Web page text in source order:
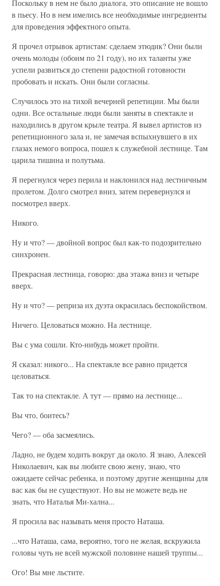
Поскольку в нем не было диалога, это описание не вошло
в пьесу. Но в нем имелись все необходимые ингредиенты
для проведения эффектного опыта.
Я прочел отрывок артистам: сделаем этюдик? Они были
очень молоды (обоим по 21 году), но их таланты уже
успели развиться до степени радостной готовности
пробовать и искать. Они были согласны.
Случилось это на тихой вечерней репетиции. Мы были
одни. Все остальные люди были заняты в спектакле и
находились в другом крыле театра. Я вывел артистов из
репетиционного зала и, не замечая вспыхнувшего в их
глазах немого вопроса, пошел к служебной лестнице. Там
царила тишина и полутьма.
Я перегнулся через перила и наклонился над лестничным
пролетом. Долго смотрел вниз, затем перевернулся и
посмотрел вверх.
Никого.
Ну и что? — двойной вопрос был как-то подозрительно
синхронен.
Прекрасная лестница, говорю: два этажа вниз и четыре
вверх.
Ну и что? — реприза их дуэта окрасилась беспокойством.
Ничего. Целоваться можно. На лестнице.
Вы с ума сошли. Кто-нибудь может пройти.
Я сказал: никого... На спектакле все равно придется
целоваться.
Так то на спектакле. А тут — прямо на лестнице...
Вы что, боитесь?
Чего? — оба засмеялись.
Ладно, не будем ходить вокруг да около. Я знаю, Алексей
Николаевич, как вы любите свою жену, знаю, что
ожидаете сейчас ребенка, и поэтому другие женщины для
вас как бы не существуют. Но вы не можете ведь не
знать, что Наталья Ми-хална...
Я просила вас называть меня просто Наташа.
...что Наташа, сама, вероятно, того не желая, вскружила
головы чуть не всей мужской половине нашей труппы...
Ого! Вы мне льстите.